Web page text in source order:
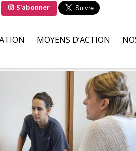
DE
D’AIDES
MOYENS D’ACTION
PARTENAIRES BÉNÉVOLES
ILS S’ENGAGENT POUR
S'abonner